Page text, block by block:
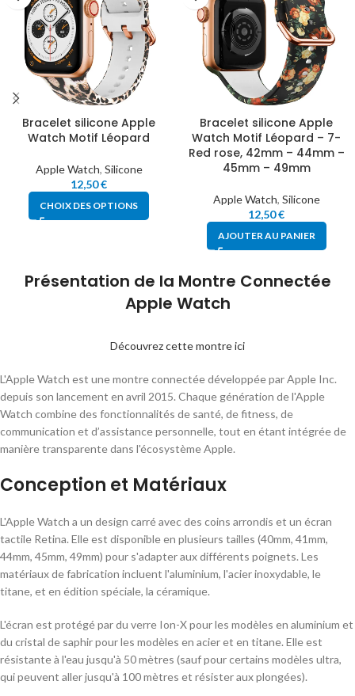
Bracelet silicone Apple
Watch Motif Léopard
Apple Watch, Silicone
12,50€
CHOIX DES OPTIONS
Bracelet silicone Apple
Watch Motif Léopard – 7-
Red rose, 42mm – 44mm –
45mm – 49mm
Apple Watch, Silicone
12,50€
AJOUTER AU PANIER
Présentation de la Montre Connectée
Apple Watch
Découvrez cette montre ici
L'Apple Watch est une montre connectée développée par Apple Inc.
depuis son lancement en avril 2015. Chaque génération de l'Apple
Watch combine des fonctionnalités de santé, de fitness, de
communication et d’assistance personnelle, tout en étant intégrée de
manière transparente dans l'écosystème Apple.
Conception et Matériaux
L'Apple Watch a un design carré avec des coins arrondis et un écran
tactile Retina. Elle est disponible en plusieurs tailles (40mm, 41mm,
44mm, 45mm, 49mm) pour s'adapter aux différents poignets. Les
matériaux de fabrication incluent l'aluminium, l'acier inoxydable, le
titane, et en édition spéciale, la céramique.
L'écran est protégé par du verre Ion-X pour les modèles en aluminium et
du cristal de saphir pour les modèles en acier et en titane. Elle est
résistante à l'eau jusqu'à 50 mètres (sauf pour certains modèles ultra,
qui peuvent aller jusqu'à 100 mètres et résister aux plongées).